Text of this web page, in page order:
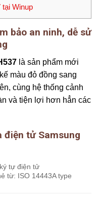
Winup
bảo an ninh, dễ sử
là sản phẩm mới
màu đỏ đồng sang
cùng hệ thống cảnh
và tiện lợi hơn hẳn các
điện tử Samsung
tự điện tử
từ: ISO 14443A type